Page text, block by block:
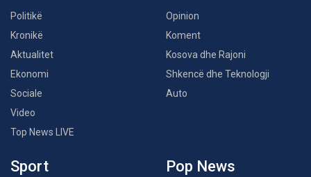
Politikë
Kronikë
Aktualitet
Ekonomi
Sociale
Video
Top News LIVE
Opinion
Koment
Kosova dhe Rajoni
Shkencë dhe Teknologji
Auto
Sport Pop News